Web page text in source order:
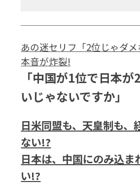
あの迷セリフ「2位じゃダ
本音が炸裂!
「中国が1位で日本が2
いじゃないですか」
日米同盟も、天皇制も、
ない!?
日本は、中国にのみ込ま
い!?